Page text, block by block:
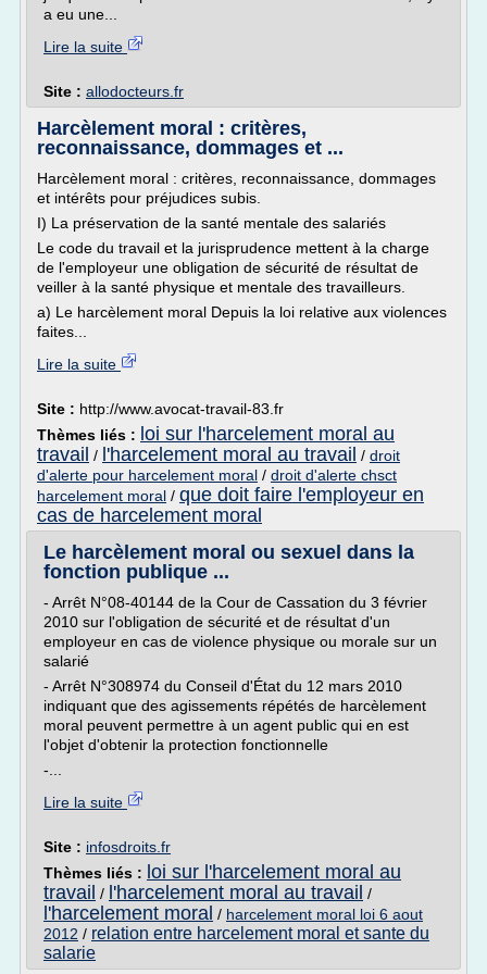
a eu une...
Lire la suite
Site : allodocteurs.fr
Harcèlement moral : critères,
reconnaissance, dommages et ...
Harcèlement moral : critères, reconnaissance, dommages
et intérêts pour préjudices subis.
I) La préservation de la santé mentale des salariés
Le code du travail et la jurisprudence mettent à la charge
de l'employeur une obligation de sécurité de résultat de
veiller à la santé physique et mentale des travailleurs.
a) Le harcèlement moral Depuis la loi relative aux violences
faites...
Lire la suite
Site : http://www.avocat-travail-83.fr
Thèmes liés : loi sur l'harcelement moral au
travail / l'harcelement moral au travail / droit
d'alerte pour harcelement moral / droit d'alerte chsct
harcelement moral / que doit faire l'employeur en
cas de harcelement moral
Le harcèlement moral ou sexuel dans la
fonction publique ...
- Arrêt N°08-40144 de la Cour de Cassation du 3 février
2010 sur l'obligation de sécurité et de résultat d'un
employeur en cas de violence physique ou morale sur un
salarié
- Arrêt N°308974 du Conseil d'État du 12 mars 2010
indiquant que des agissements répétés de harcèlement
moral peuvent permettre à un agent public qui en est
l'objet d'obtenir la protection fonctionnelle
-...
Lire la suite
Site : infosdroits.fr
Thèmes liés : loi sur l'harcelement moral au
travail / l'harcelement moral au travail /
l'harcelement moral / harcelement moral loi 6 aout
2012 / relation entre harcelement moral et sante du
salarie